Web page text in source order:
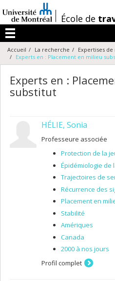
au
contenu
/École de
Menu
Accueil La recherche
Expertises
Experts en : Placement en milieu
Experts en :
substitut
HÉLIE, Sonia
Professeure associée
Protection de la
Épidémiologie de
Trajectoires de
Récurrence des
Placement en
Stabilité
Amériques
Canada
2000 à nos jours
Profil complet